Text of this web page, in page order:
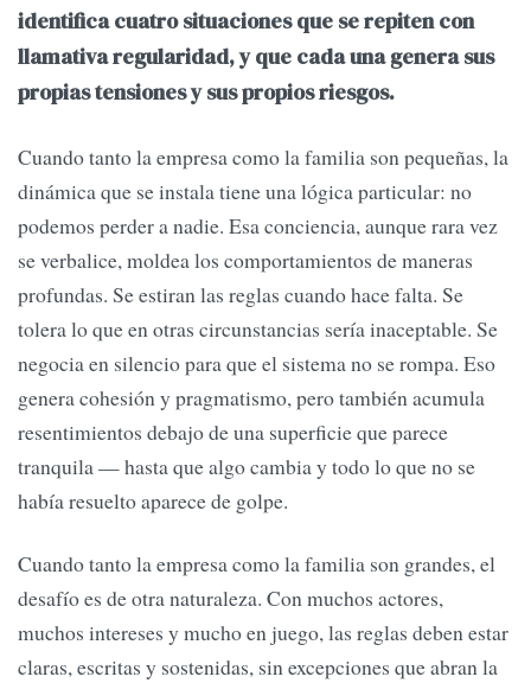
identifica cuatro situaciones que se repiten con
llamativa regularidad, y que cada una genera sus
propias tensiones y sus propios riesgos.
Cuando tanto la empresa como la familia son pequeñas, la
dinámica que se instala tiene una lógica particular: no
podemos perder a nadie. Esa conciencia, aunque rara vez
se verbalice, moldea los comportamientos de maneras
profundas. Se estiran las reglas cuando hace falta. Se
tolera lo que en otras circunstancias sería inaceptable. Se
negocia en silencio para que el sistema no se rompa. Eso
genera cohesión y pragmatismo, pero también acumula
resentimientos debajo de una superficie que parece
tranquila — hasta que algo cambia y todo lo que no se
había resuelto aparece de golpe.
Cuando tanto la empresa como la familia son grandes, el
desafío es de otra naturaleza. Con muchos actores,
muchos intereses y mucho en juego, las reglas deben estar
claras, escritas y sostenidas, sin excepciones que abran la